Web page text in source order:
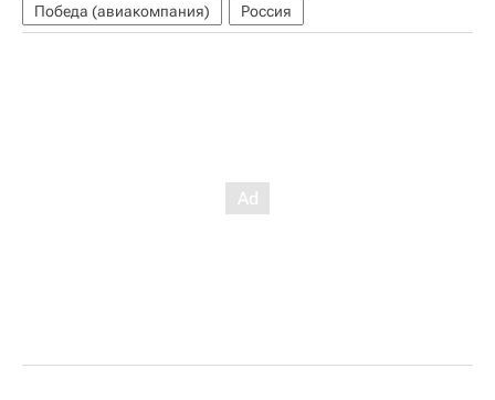
Победа (авиакомпания) Россия